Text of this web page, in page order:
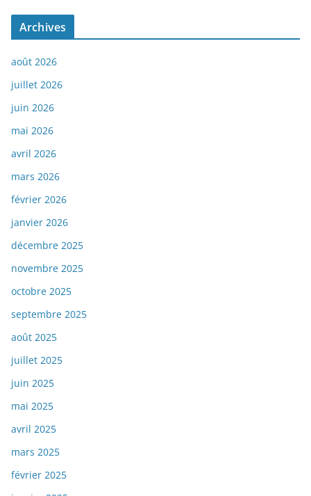
Archives
août 2026
juillet 2026
juin 2026
mai 2026
avril 2026
mars 2026
février 2026
janvier 2026
décembre 2025
novembre 2025
octobre 2025
septembre 2025
août 2025
juillet 2025
juin 2025
mai 2025
avril 2025
mars 2025
février 2025